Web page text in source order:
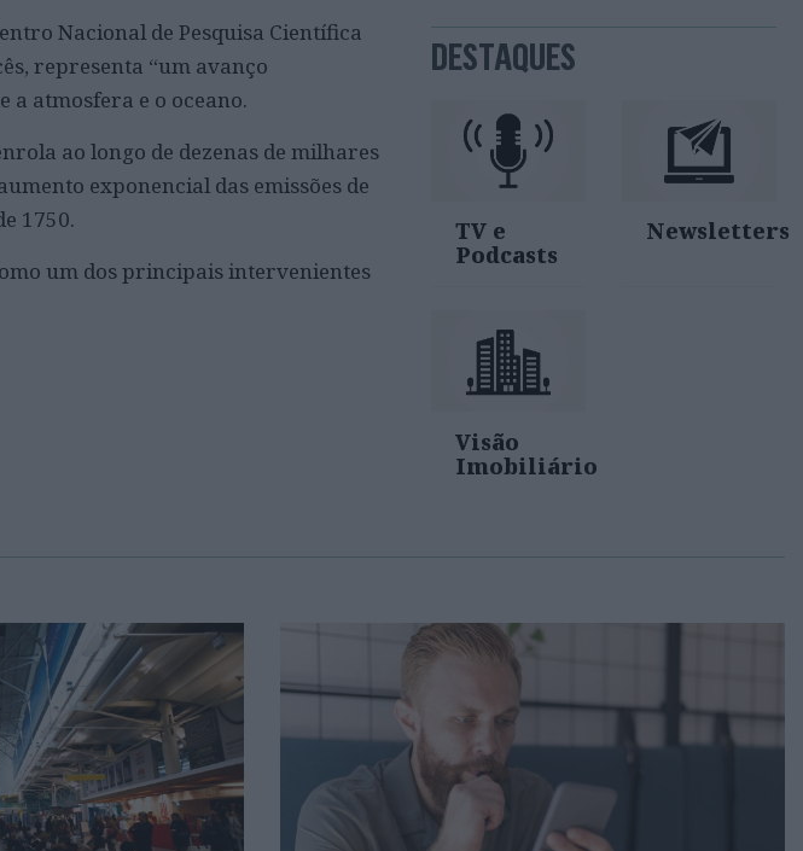
Nacional de Pesquisa Científica
representa “um avanço
a atmosfera e o oceano.
ao longo de dezenas de milhares
exponencial das emissões de
1750.
um dos principais intervenientes
DESTAQUES
TV e
Podcasts
Newsletters
Visão
Imobiliário